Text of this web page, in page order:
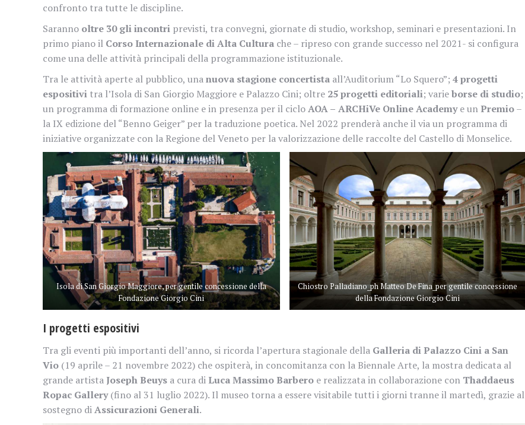
confronto tra tutte le discipline.
Saranno oltre 30 gli incontri previsti, tra convegni, giornate di studio, workshop, seminari e presentazioni. In
primo piano il Corso Internazionale di Alta Cultura che – ripreso con grande successo nel 2021- si configura
come una delle attività principali della programmazione istituzionale.
Tra le attività aperte al pubblico, unanuova stagione concertista all’Auditorium “Lo Squero”; 4progetti
espositivi tra l’Isola di San Giorgio Maggiore e Palazzo Cini; oltre 25 progetti editoriali; varieborse di studio;
un programma di formazione online e in presenza per il cicloAOA – ARCHiVe Online Academye unPremio–
la IX edizione del “Benno Geiger” per la traduzione poetica. Nel 2022 prenderà anche il via un programma di
iniziative organizzate con la Regione del Veneto per la valorizzazione delle raccolte del Castello di Monselice.
Isola di San Giorgio Maggiore, per gentile concessione della
Fondazione Giorgio Cini
Chiostro Palladiano_ph Matteo De Fina_per gentile concessione
della Fondazione Giorgio Cini
I progetti espositivi
Tra gli eventi più importanti dell’anno, si ricorda l’apertura stagionale della Galleria di Palazzo Cini a San
Vio (19 aprile – 21 novembre 2022) che ospiterà, in concomitanza con la Biennale Arte, la mostra dedicata al
grande artistaJoseph Beuys a cura diLucaMassimo Barbero e realizzata in collaborazione con Thaddaeus
Ropac Gallery(fino al 31 luglio 2022). Il museo torna a essere visitabile tutti i giorni tranne il martedì, grazie al
sostegno diAssicurazioni Generali.